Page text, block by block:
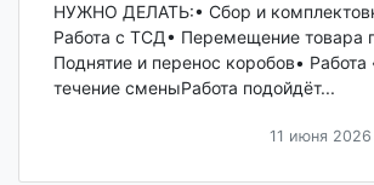
НУЖНО ДЕЛАТЬ:• Сбор и
Работа с ТСД• Перемещение товара
Поднятие и перенос коробов• Работа
течение сменыРабота подойдёт...
11 июня 2026